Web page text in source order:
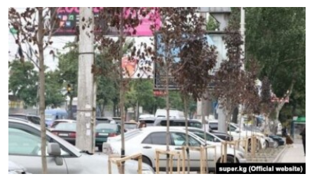
БИЗ ЖАНА ДҮЙНӨ
ДАНИСТЕ
ЭЖЕ-СИҢДИЛЕР
АЗАТТЫК+
ЫҢГАЙСЫЗ СУРООЛОР
Русский
ОНЛАЙН ШЕРИНЕ
ЭЕ/АРнун бардык сайттары